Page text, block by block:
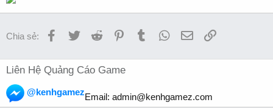
Chia sẻ: Facebook
TwitterReddit PinterestTumblrWhatsApp
EmailLink
Liên Hệ Quảng Cáo Game
@kenhgamezEmail: admin@kenhgamez.com